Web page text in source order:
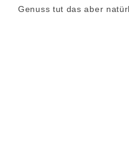
Genuss tut das aber